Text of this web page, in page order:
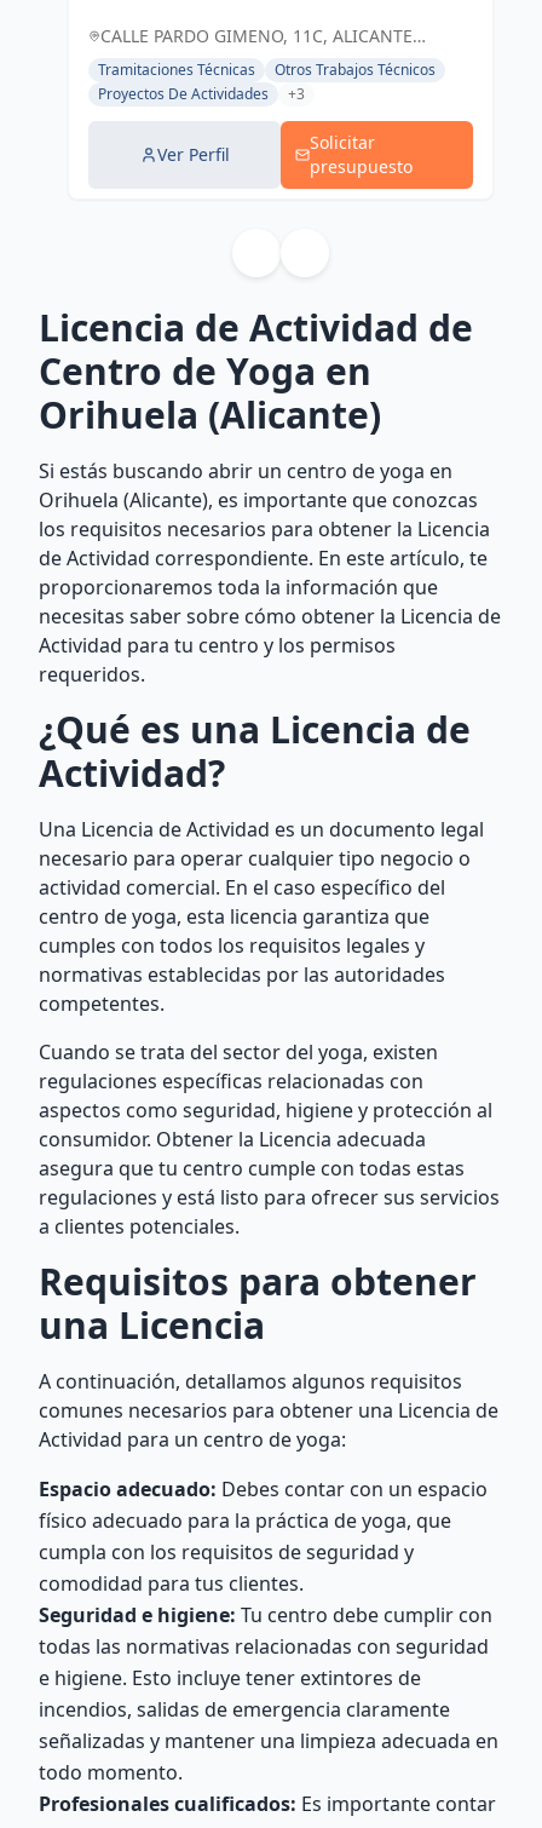
CALLE PARDO GIMENO, 11C, ALICANTE
(ALACANT), ESPAÑA, España
Tramitaciones Técnicas
Otros Trabajos Técnicos
Proyectos De Actividades
+3
Ver Perfil
Solicitar
presupuesto
Licencia de Actividad de
Centro de Yoga en
Orihuela (Alicante)
Si estás buscando abrir un centro de yoga en
Orihuela (Alicante), es importante que conozcas
los requisitos necesarios para obtener la Licencia
de Actividad correspondiente. En este artículo, te
proporcionaremos toda la información que
necesitas saber sobre cómo obtener la Licencia de
Actividad para tu centro y los permisos
requeridos.
¿Qué es una Licencia de
Actividad?
Una Licencia de Actividad es un documento legal
necesario para operar cualquier tipo negocio o
actividad comercial. En el caso específico del
centro de yoga, esta licencia garantiza que
cumples con todos los requisitos legales y
normativas establecidas por las autoridades
competentes.
Cuando se trata del sector del yoga, existen
regulaciones específicas relacionadas con
aspectos como seguridad, higiene y protección al
consumidor. Obtener la Licencia adecuada
asegura que tu centro cumple con todas estas
regulaciones y está listo para ofrecer sus servicios
a clientes potenciales.
Requisitos para obtener
una Licencia
A continuación, detallamos algunos requisitos
comunes necesarios para obtener una Licencia de
Actividad para un centro de yoga:
Espacio adecuado: Debes contar con un espacio
físico adecuado para la práctica de yoga, que
cumpla con los requisitos de seguridad y
comodidad para tus clientes.
Seguridad e higiene: Tu centro debe cumplir con
todas las normativas relacionadas con seguridad
e higiene. Esto incluye tener extintores de
incendios, salidas de emergencia claramente
señalizadas y mantener una limpieza adecuada en
todo momento.
Profesionales cualificados: Es importante contar